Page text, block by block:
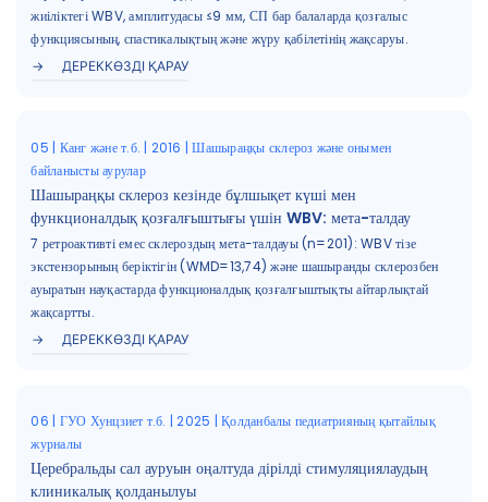
жиіліктегі WBV, амплитудасы ≤9 мм, СП бар балаларда қозғалыс
функциясының, спастикалықтың және жүру қабілетінің жақсаруы.
ДЕРЕККӨЗДІ ҚАРАУ
05 | Канг және т.б. | 2016 | Шашыраңқы склероз және онымен
байланысты аурулар
Шашыраңқы склероз кезінде бұлшықет күші мен
функционалдық қозғалғыштығы үшін WBV: мета-талдау
7 ретроактивті емес склероздың мета-талдауы (n=201): WBV тізе
экстензорының беріктігін (WMD=13,74) және шашыранды склерозбен
ауыратын науқастарда функционалдық қозғалғыштықты айтарлықтай
жақсартты.
ДЕРЕККӨЗДІ ҚАРАУ
06 | ГУО Хунцзиет т.б. | 2025 | Қолданбалы педиатрияның қытайлық
журналы
Церебральды сал ауруын оңалтуда дірілді стимуляциялаудың
клиникалық қолданылуы